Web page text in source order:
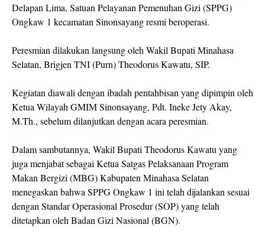
Delapan Lima, Satuan Pelayanan Pemenuhan Gizi (SPPG)
Ongkaw 1 kecamatan Sinonsayang resmi beroperasi.
Peresmian dilakukan langsung oleh Wakil Bupati Minahasa
Selatan, Brigjen TNI (Purn) Theodorus Kawatu, SIP.
Kegiatan diawali dengan ibadah pentahbisan yang dipimpin oleh
Ketua Wilayah GMIM Sinonsayang, Pdt. Ineke Jety Akay,
M.Th., sebelum dilanjutkan dengan acara peresmian.
Dalam sambutannya, Wakil Bupati Theodorus Kawatu yang
juga menjabat sebagai Ketua Satgas Pelaksanaan Program
Makan Bergizi (MBG) Kabupaten Minahasa Selatan
menegaskan bahwa SPPG Ongkaw 1 ini telah dijalankan sesuai
dengan Standar Operasional Prosedur (SOP) yang telah
ditetapkan oleh Badan Gizi Nasional (BGN).